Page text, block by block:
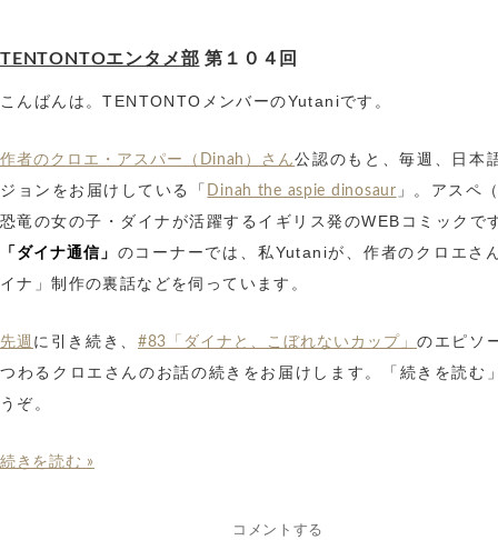
TENTONTOエンタメ部 第１０４回
こんばんは。TENTONTOメンバーのYutaniです。
作者のクロエ・アスパー（Dinah）さん公認のもと、毎週、日本
ジョンをお届けしている「 Dinah the aspie dinosaur 」。アスペ
恐竜の女の子・ダイナが活躍するイギリス発のWEBコミックで
「ダイナ通信」 のコーナーでは、私Yutaniが、作者のクロエさ
イナ」制作の裏話などを伺っています。
先週 に引き続き、 #83「ダイナと、こぼれないカップ」 のエピソ
つわるクロエさんのお話の続きをお届けします。「続きを読む
うぞ。
続きを読む »
コメントする